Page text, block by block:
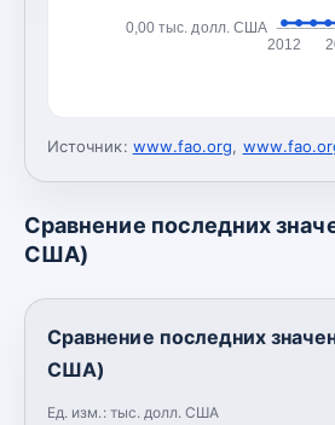
0,00 тыс. долл. США
2012
Источник: www.fao.org,
Сравнение последних
США)
Сравнение последних
США)
Ед. изм.: тыс. долл. США